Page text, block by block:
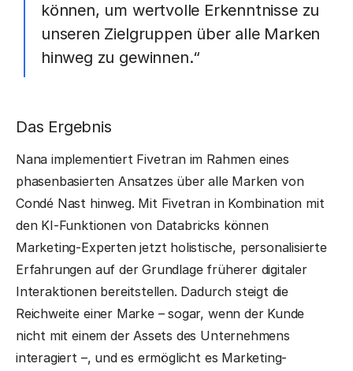
können, um wertvolle Erkenntnisse zu
unseren Zielgruppen über alle Marken
hinweg zu gewinnen.“
Das Ergebnis
Nana implementiert Fivetran im Rahmen eines
phasenbasierten Ansatzes über alle Marken von
Condé Nast hinweg. Mit Fivetran in Kombination mit
den KI-Funktionen von Databricks können
Marketing-Experten jetzt holistische, personalisierte
Erfahrungen auf der Grundlage früherer digitaler
Interaktionen bereitstellen. Dadurch steigt die
Reichweite einer Marke – sogar, wenn der Kunde
nicht mit einem der Assets des Unternehmens
interagiert –, und es ermöglicht es Marketing-